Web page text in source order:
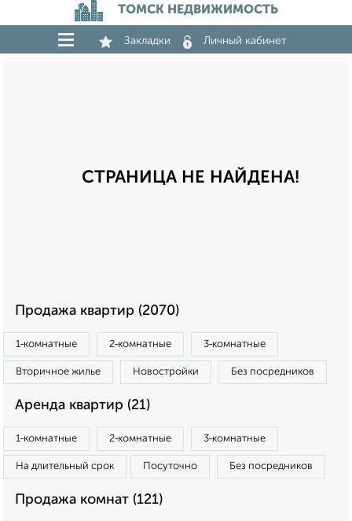
ТОМСК НЕДВИЖИМОСТЬ
Закладки Личный кабинет
СТРАНИЦА НЕ НАЙДЕНА!
Продажа квартир (2070)
1‑комнатные 2‑комнатные 3‑комнатные
Вторичное жилье Новостройки Без посредников
Аренда квартир (21)
1‑комнатные 2‑комнатные 3‑комнатные
На длительный срок Посуточно Без посредников
Продажа комнат (121)